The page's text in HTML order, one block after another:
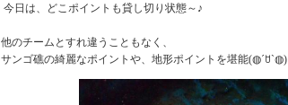
今日は、どこポイントも貸し切り状態～♪
他のチームとすれ違うこともなく、
サンゴ礁の綺麗なポイントや、地形ポイントを堪能(◍´ꇴ`◍)